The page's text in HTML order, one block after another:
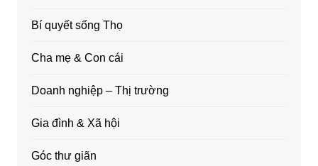
Bí quyết sống Thọ
Cha mẹ & Con cái
Doanh nghiệp – Thị trường
Gia đình & Xã hội
Góc thư giãn